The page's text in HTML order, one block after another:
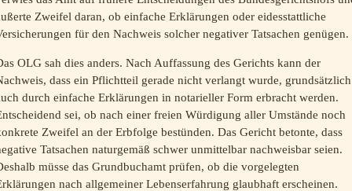
Zweifel daran, ob einfache Erklärungen oder eidesstattliche
für den Nachweis solcher negativer Tatsachen genügen.
OLG sah dies anders. Nach Auffassung des Gerichts kann der
dass ein Pflichtteil gerade nicht verlangt wurde, grundsätzlich
durch einfache Erklärungen in notarieller Form erbracht werden.
sei, ob nach einer freien Würdigung aller Umstände noch
Zweifel an der Erbfolge bestünden. Das Gericht betonte, dass
Tatsachen naturgemäß schwer unmittelbar nachweisbar seien.
müsse das Grundbuchamt prüfen, ob die vorgelegten
nach allgemeiner Lebenserfahrung glaubhaft erscheinen.